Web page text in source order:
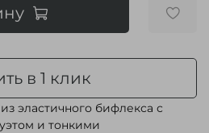
в 1 клик
эластичного бифлекса с
и тонкими